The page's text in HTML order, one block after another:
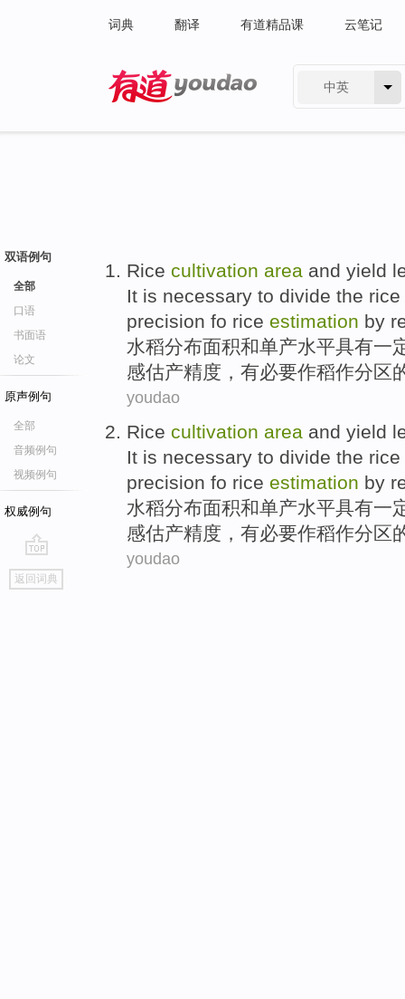
词典 翻译 有道精品课 云笔记
中英
双语例句
全部
口语
书面语
论文
原声例句
全部
音频例句
视频例句
权威例句
go
top
返回词典
Rice cultivation area and yield
It is necessary to divide the rice
precision fo rice estimation by
水稻分布面积和单产水平具有一
感估产精度 ， 有必要作稻作分区
youdao
Rice cultivation area and yield
It is necessary to divide the rice
precision fo rice estimation by
水稻分布面积和单产水平具有一
感估产精度 ， 有必要作稻作分区
youdao